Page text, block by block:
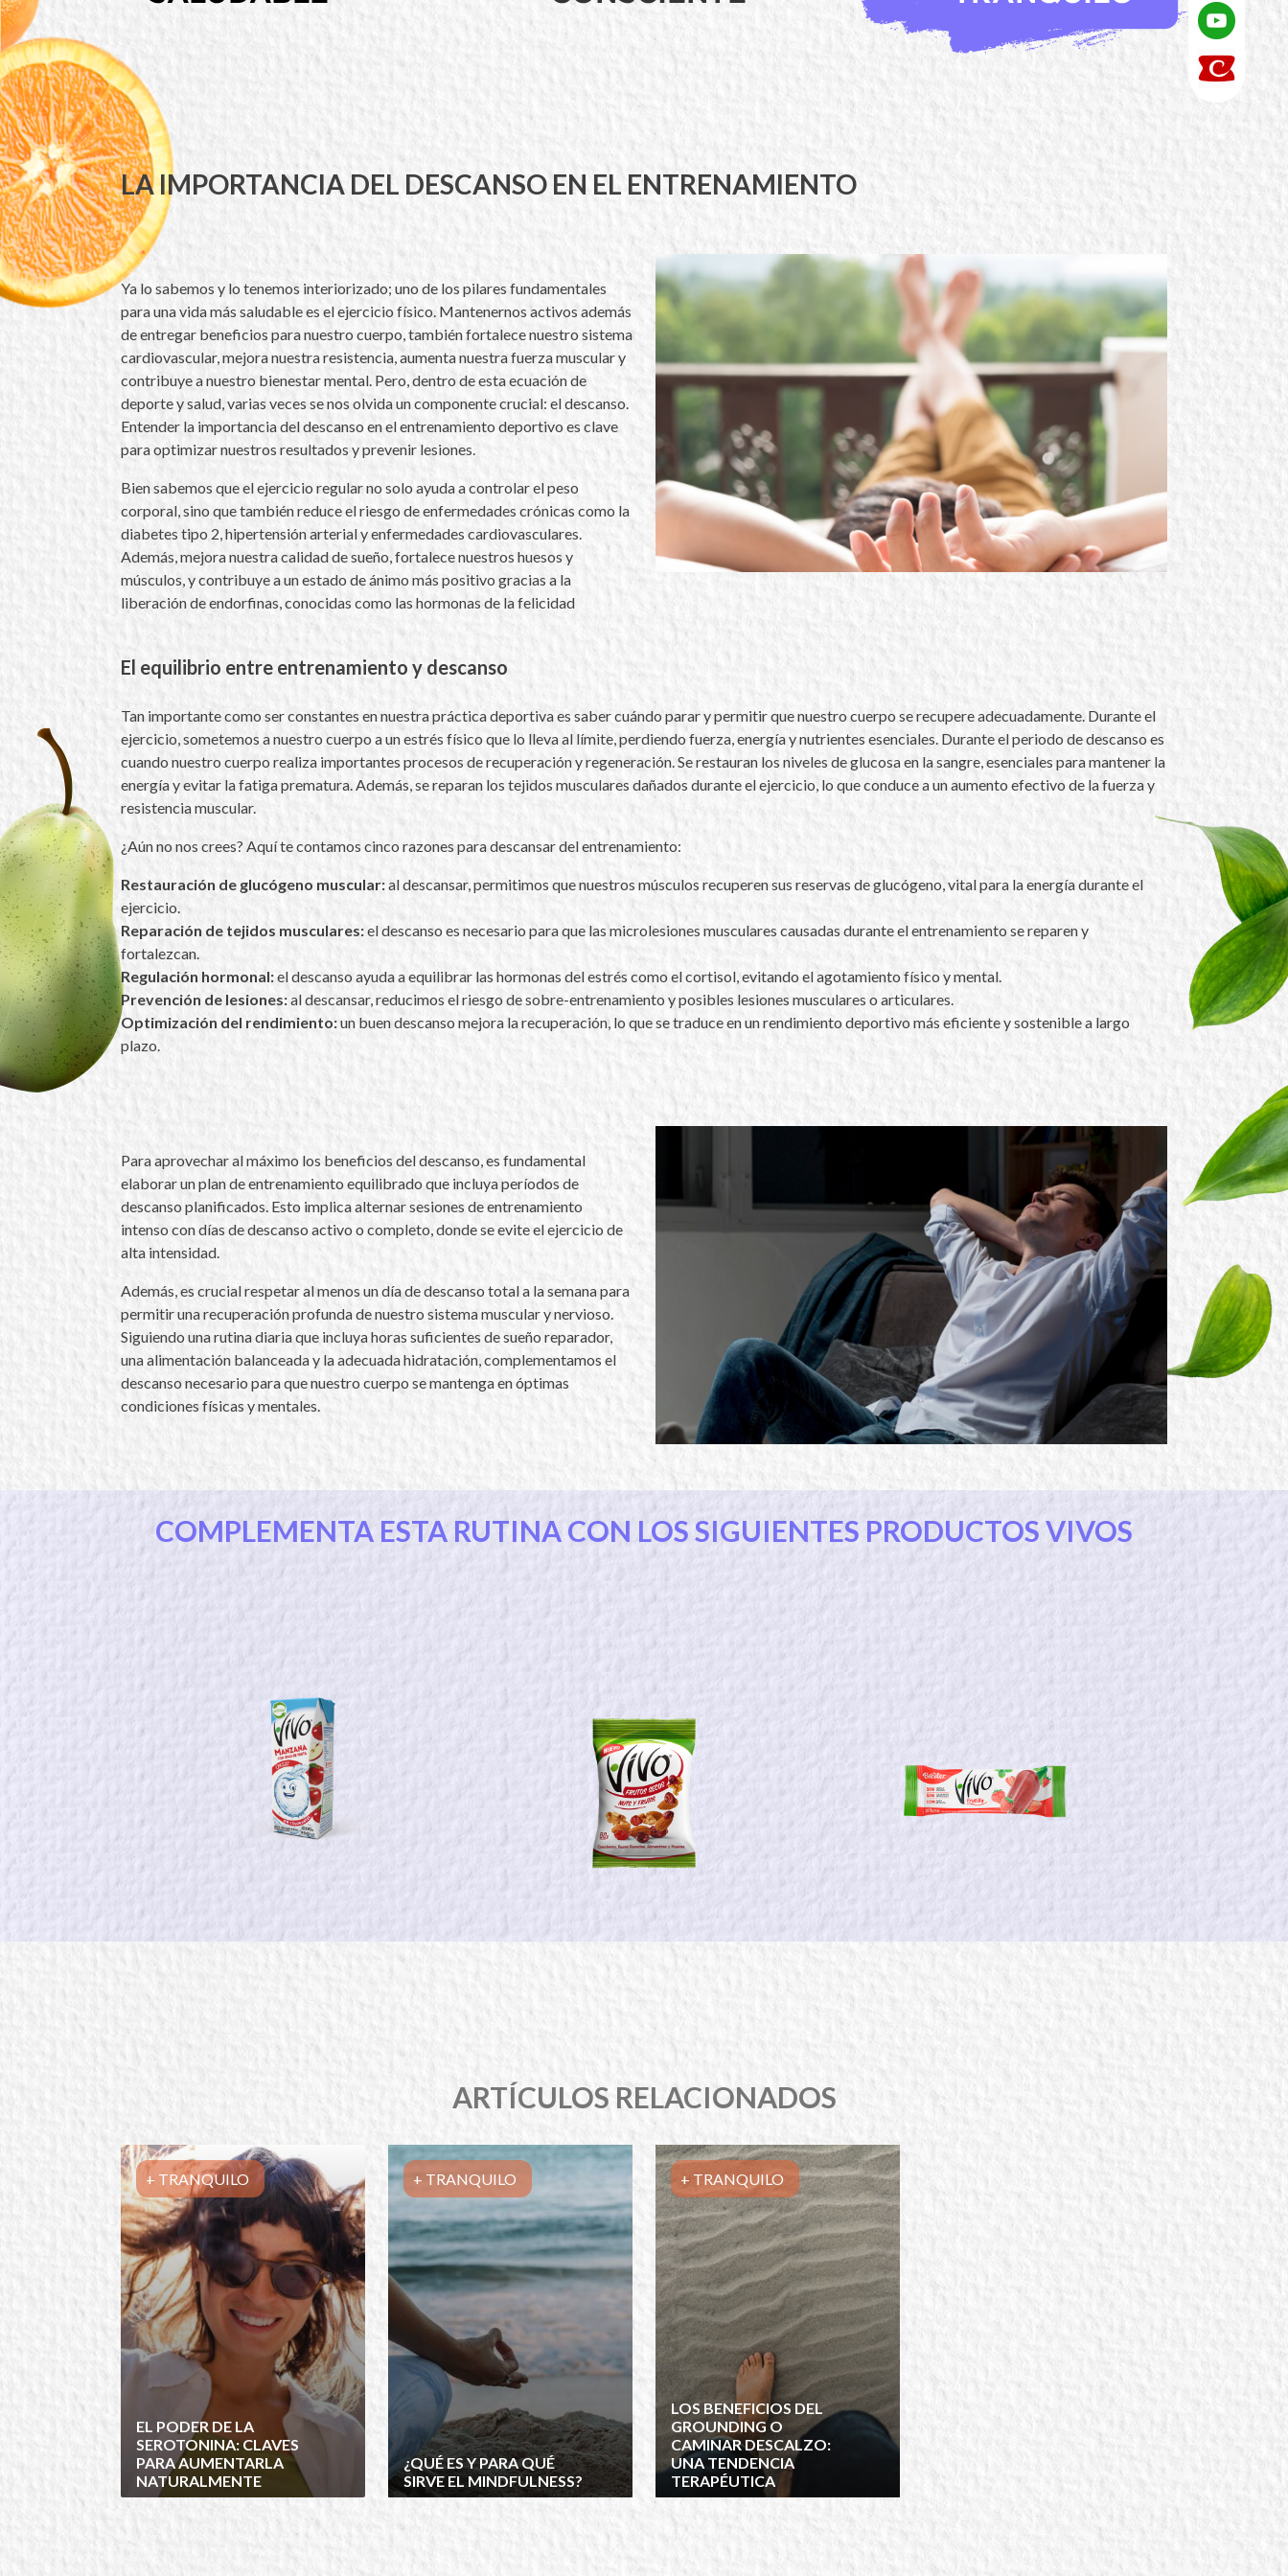
LA IMPORTANCIA DEL DESCANSO EN EL ENTRENAMIENTO
Ya lo sabemos y lo tenemos interiorizado; uno de los pilares fundamentales
para una vida más saludable es el ejercicio físico. Mantenernos activos además
de entregar beneficios para nuestro cuerpo, también fortalece nuestro sistema
cardiovascular, mejora nuestra resistencia, aumenta nuestra fuerza muscular y
contribuye a nuestro bienestar mental. Pero, dentro de esta ecuación de
deporte y salud, varias veces se nos olvida un componente crucial: el descanso.
Entender la importancia del descanso en el entrenamiento deportivo es clave
para optimizar nuestros resultados y prevenir lesiones.
Bien sabemos que el ejercicio regular no solo ayuda a controlar el peso
corporal, sino que también reduce el riesgo de enfermedades crónicas como la
diabetes tipo 2, hipertensión arterial y enfermedades cardiovasculares.
Además, mejora nuestra calidad de sueño, fortalece nuestros huesos y
músculos, y contribuye a un estado de ánimo más positivo gracias a la
liberación de endorfinas, conocidas como las hormonas de la felicidad
El equilibrio entre entrenamiento y descanso
Tan importante como ser constantes en nuestra práctica deportiva es saber cuándo parar y permitir que nuestro cuerpo se recupere adecuadamente. Durante el
ejercicio, sometemos a nuestro cuerpo a un estrés físico que lo lleva al límite, perdiendo fuerza, energía y nutrientes esenciales. Durante el periodo de descanso es
cuando nuestro cuerpo realiza importantes procesos de recuperación y regeneración. Se restauran los niveles de glucosa en la sangre, esenciales para mantener la
energía y evitar la fatiga prematura. Además, se reparan los tejidos musculares dañados durante el ejercicio, lo que conduce a un aumento efectivo de la fuerza y
resistencia muscular.
¿Aún no nos crees? Aquí te contamos cinco razones para descansar del entrenamiento:
Restauración de glucógeno muscular:al descansar, permitimos que nuestros músculos recuperen sus reservas de glucógeno, vital para la energía durante el
ejercicio.
Reparación de tejidos musculares:el descanso es necesario para que las microlesiones musculares causadas durante el entrenamiento se reparen y
fortalezcan.
Regulación hormonal:el descanso ayuda a equilibrar las hormonas del estrés como el cortisol, evitando el agotamiento físico y mental.
Prevención de lesiones:al descansar, reducimos el riesgo de sobre-entrenamiento y posibles lesiones musculares o articulares.
Optimización del rendimiento:un buen descanso mejora la recuperación, lo que se traduce en un rendimiento deportivo más eficiente y sostenible a largo
plazo.
Para aprovechar al máximo los beneficios del descanso, es fundamental
elaborar un plan de entrenamiento equilibrado que incluya períodos de
descanso planificados. Esto implica alternar sesiones de entrenamiento
intenso con días de descanso activo o completo, donde se evite el ejercicio de
alta intensidad.
Además, es crucial respetar al menos un día de descanso total a la semana para
permitir una recuperación profunda de nuestro sistema muscular y nervioso.
Siguiendo una rutina diaria que incluya horas suficientes de sueño reparador,
una alimentación balanceada y la adecuada hidratación, complementamos el
descanso necesario para que nuestro cuerpo se mantenga en óptimas
condiciones físicas y mentales.
COMPLEMENTA ESTA RUTINA CON LOS SIGUIENTES PRODUCTOS VIVOS
ARTÍCULOS RELACIONADOS
+ TRANQUILO
EL PODER DE LA
SEROTONINA: CLAVES
PARA AUMENTARLA
NATURALMENTE
+ TRANQUILO
¿QUÉ ES Y PARA QUÉ
SIRVE EL MINDFULNESS?
+ TRANQUILO
LOS BENEFICIOS DEL
GROUNDING O
CAMINAR DESCALZO:
UNA TENDENCIA
TERAPÉUTICA